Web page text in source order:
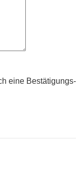
eine Bestätigungs-